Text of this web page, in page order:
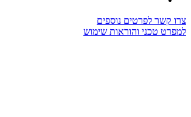
צרו קשר לפרטים נוספים
למפרט טכני והוראות שימוש